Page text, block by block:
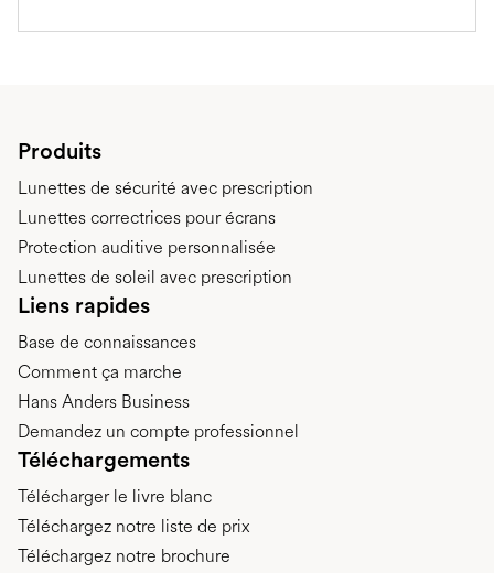
Produits
Lunettes de sécurité avec prescription
Lunettes correctrices pour écrans
Protection auditive personnalisée
Lunettes de soleil avec prescription
Liens rapides
Base de connaissances
Comment ça marche
Hans Anders Business
Demandez un compte professionnel
Téléchargements
Télécharger le livre blanc
Téléchargez notre liste de prix
Téléchargez notre brochure